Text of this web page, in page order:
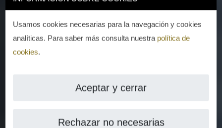
Usamos cookies necesarias para la navegación y cookies
analíticas. Para saber más consulta nuestra política de
cookies.
Aceptar y cerrar
Rechazar no necesarias